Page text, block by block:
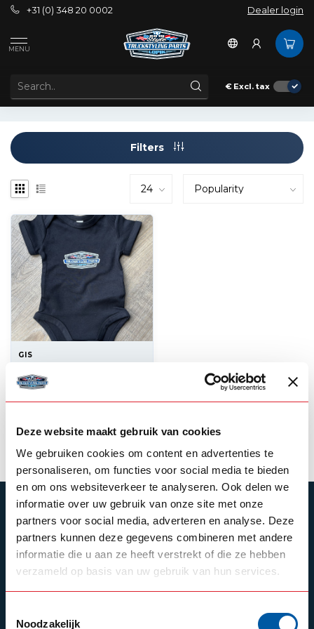
Deze website maakt gebruik van cookies
We gebruiken cookies om content en advertenties te
personaliseren, om functies voor social media te bieden
en om ons websiteverkeer te analyseren. Ook delen we
informatie over uw gebruik van onze site met onze
partners voor social media, adverteren en analyse. Deze
partners kunnen deze gegevens combineren met andere
informatie die u aan ze heeft verstrekt of die ze hebben
verzameld op basis van uw gebruik van hun services.
Noodzakelijk
+31 (0) 348 20 0002 Dealer login
MENU
€ Excl. tax
Tags
PRODUCTS TAGGED WITH BABY
Filters
GIS
12,50 In stock
View product
SUBSCRIBE TO OUR NEWSLETTER
Stay up to date with our latest offers